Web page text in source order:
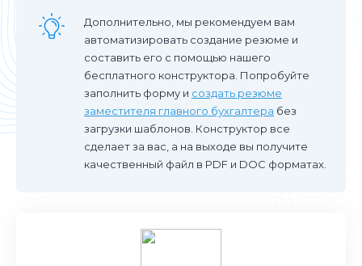
Дополнительно, мы рекомендуем вам
автоматизировать создание резюме и
составить его с помощью нашего
бесплатного конструктора. Попробуйте
заполнить форму и создать резюме
заместителя главного бухгалтера без
загрузки шаблонов. Конструктор все
сделает за вас, а на выходе вы получите
качественный файл в PDF и DOC форматах.